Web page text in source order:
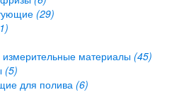
(29)
материалы (45)
(5)
для полива (6)